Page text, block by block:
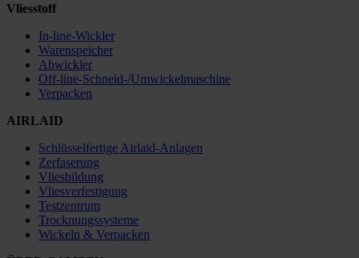
Vliesstoff
In-line-Wickler
Warenspeicher
Abwickler
Off-line-Schneid-/Umwickelmaschine
Verpacken
AIRLAID
Schlüsselfertige Airlaid-Anlagen
Zerfaserung
Vliesbildung
Vliesverfestigung
Testzentrum
Trocknungssysteme
Wickeln & Verpacken